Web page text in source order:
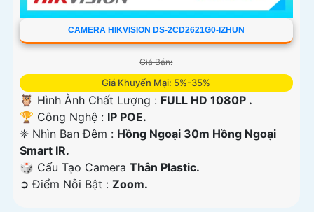
CAMERA HIKVISION DS-2CD2621G0-IZHUN
Giá Bán:
Giá Khuyến Mại: 5%-35%
🦉 Hình Ành Chất Lượng : FULL HD 1080P .
🏆 Công Nghệ : IP POE.
❈ Nhìn Ban Đêm : Hồng Ngoại 30m Hồng Ngoại
Smart IR.
🎲 Cấu Tạo Camera Thân Plastic.
️➲ Điểm Nỗi Bật : Zoom.